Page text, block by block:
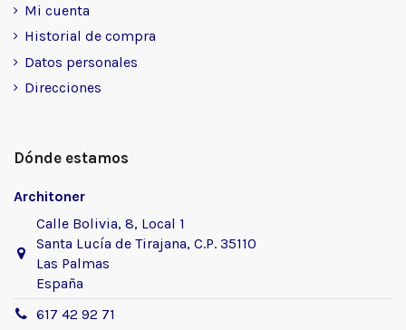
Mi cuenta
Historial de compra
Datos personales
Direcciones
Dónde estamos
Architoner
Calle Bolivia, 8, Local 1
Santa Lucía de Tirajana, C.P. 35110
Las Palmas
España
617 42 92 71